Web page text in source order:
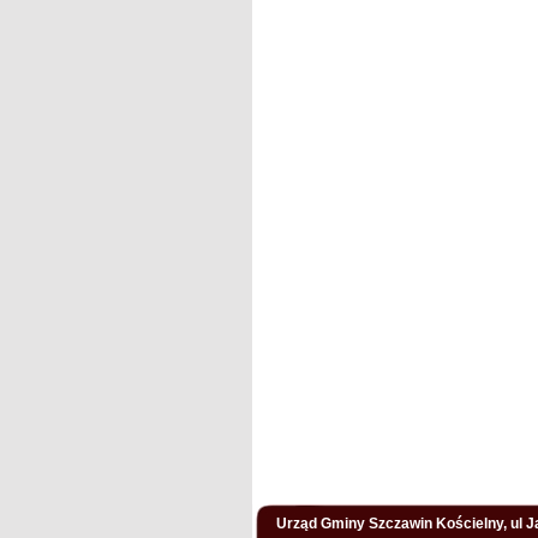
Urząd Gminy Szczawin Kościelny, ul